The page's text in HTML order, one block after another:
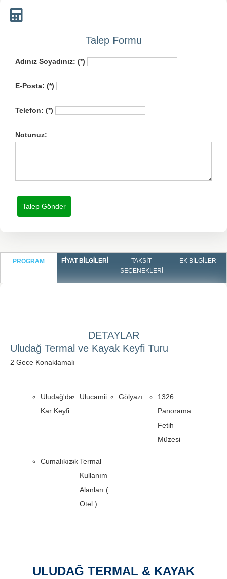
Talep Formu
Adınız Soyadınız: (*)
E-Posta: (*)
Telefon: (*)
Notunuz:
PROGRAM FIYAT BILGILERI
TAKSIT
SEÇENEKLERI
EK BILGILER
DETAYLAR
Uludağ Termal ve Kayak Keyfi Turu
2 Gece Konaklamalı
Uludağ'da
Kar Keyfi
Ulucamii Gölyazı
1326
Panorama
Fetih
Müzesi
CumalıkızıkTermal
Kullanım
Alanları (
Otel )
ULUDAĞ TERMAL & KAYAK